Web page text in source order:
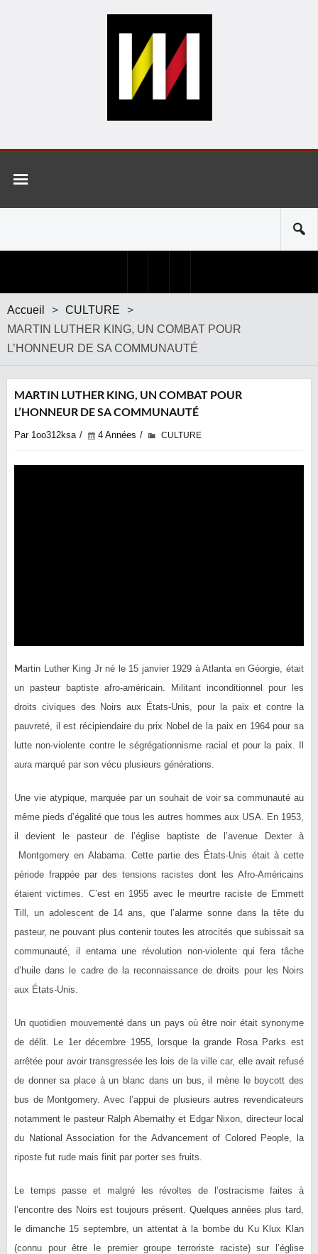
Accueil > CULTURE
>
MARTIN LUTHER KING, UN COMBAT POUR
L’HONNEUR DE SA COMMUNAUTÉ
MARTIN LUTHER KING, UN COMBAT POUR
L’HONNEUR DE SA COMMUNAUTÉ
Par 1oo312ksa 4 Années CULTURE
Martin Luther King Jr né le 15 janvier 1929 à Atlanta en Géorgie, était
un pasteur baptiste afro-américain. Militant inconditionnel pour les
droits civiques des Noirs aux États-Unis, pour la paix et contre la
pauvreté, il est récipiendaire du prix Nobel de la paix en 1964 pour sa
lutte non-violente contre le ségrégationnisme racial et pour la paix. Il
aura marqué par son vécu plusieurs générations.
Une vie atypique, marquée par un souhait de voir sa communauté au
même pieds d’égalité que tous les autres hommes aux USA. En 1953,
il devient le pasteur de l’église baptiste de l’avenue Dexter à
Montgomery en Alabama. Cette partie des États-Unis était à cette
période frappée par des tensions racistes dont les Afro-Américains
étaient victimes. C’est en 1955 avec le meurtre raciste de Emmett
Till, un adolescent de 14 ans, que l’alarme sonne dans la tête du
pasteur, ne pouvant plus contenir toutes les atrocités que subissait sa
communauté, il entama une révolution non-violente qui fera tâche
d’huile dans le cadre de la reconnaissance de droits pour les Noirs
aux États-Unis.
Un quotidien mouvementé dans un pays où être noir était synonyme
de délit. Le 1er décembre 1955, lorsque la grande Rosa Parks est
arrêtée pour avoir transgressée les lois de la ville car, elle avait refusé
de donner sa place à un blanc dans un bus, il mène le boycott des
bus de Montgomery. Avec l’appui de plusieurs autres revendicateurs
notamment le pasteur Ralph Abernathy et Edgar Nixon, directeur local
du National Association for the Advancement of Colored People, la
riposte fut rude mais finit par porter ses fruits.
Le temps passe et malgré les révoltes de l’ostracisme faites à
l’encontre des Noirs est toujours présent. Quelques années plus tard,
le dimanche 15 septembre, un attentat à la bombe du Ku Klux Klan
(connu pour être le premier groupe terroriste raciste) sur l’église